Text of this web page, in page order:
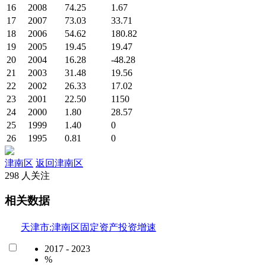
16
2008 74.25
1.67
17
2007 73.03
33.71
18
2006 54.62
180.82
19
2005 19.45
19.47
20
2004 16.28
-48.28
21
2003 31.48
19.56
22
2002 26.33
17.02
23
2001 22.50
1150
24
2000 1.80
28.57
25
1999 1.40
0
26
1995 0.81 0
津南区 返回津南区
298 人关注
相关数据
天津市:津南区固定资产投资增速
2017 - 2023
%